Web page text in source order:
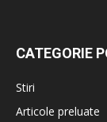
CATEGORIE
Stiri
Articole preluate